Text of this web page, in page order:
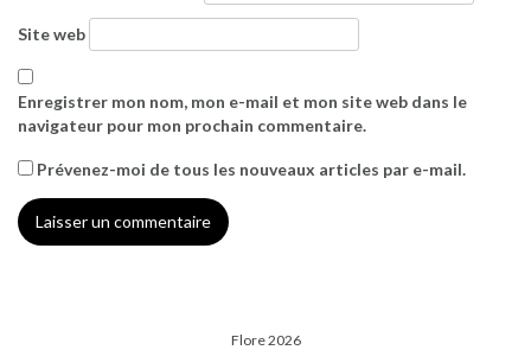
Site web
Enregistrer mon nom, mon e-mail et mon site web dans le
navigateur pour mon prochain commentaire.
Prévenez-moi de tous les nouveaux articles par e-mail.
Flore 2026